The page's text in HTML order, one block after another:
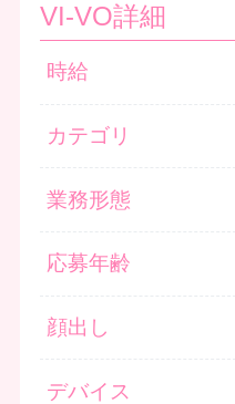
VI-VO詳細
時給
カテゴリ
業務形態
応募年齢
顔出し
デバイス